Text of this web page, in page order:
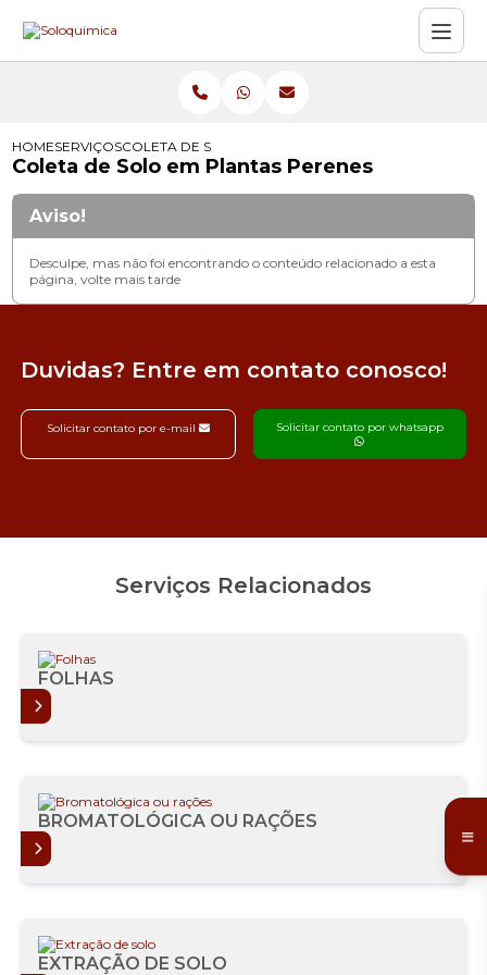
HOMESERVIÇOSCOLETA DE SOLO EM PLANTAS PERENES
Coleta de Solo em Plantas Perenes
Aviso!
Desculpe, mas não foi encontrando o conteúdo relacionado a esta
página, volte mais tarde
Duvidas? Entre em contato conosco!
Solicitar contato por e-mail Solicitar contato por whatsapp
Serviços Relacionados
FOLHAS
BROMATOLÓGICA OU RAÇÕES
EXTRAÇÃO DE SOLO